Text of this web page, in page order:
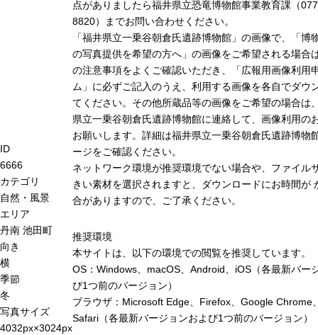
ID
6666
カテゴリ
自然・風景
エリア
丹南 池田町
向き
横
季節
冬
写真サイズ
4032px×3024px
点がありましたら福井県立恐竜博物館事業教育課（
8820）までお問い合わせください。
「福井県立一乗谷朝倉氏遺跡博物館」の画像で、「博
の写真提供を希望の方へ」の画像をご希望される場合
の注意事項をよくご確認いただき、「広報用画像利用
ム」に必ずご記入のうえ、利用する画像を各自でダウ
てください。その他所蔵品等の画像をご希望の場合は
県立一乗谷朝倉氏遺跡博物館に連絡して、画像利用の
お願いします。詳細は福井県立一乗谷朝倉氏遺跡博物
ージをご確認ください。
ネットワーク環境が推奨環境でない場合や、ファイル
きい素材を選択されますと、ダウンロードにお時間が
合がありますので、ご了承ください。
推奨環境
本サイトは、以下の環境での閲覧を推奨しています。
OS：Windows、macOS、Android、iOS（各最新バー
び1つ前のバージョン）
ブラウザ：Microsoft Edge、Firefox、Google Chrome
Safari（各最新バージョンおよび1つ前のバージョン）